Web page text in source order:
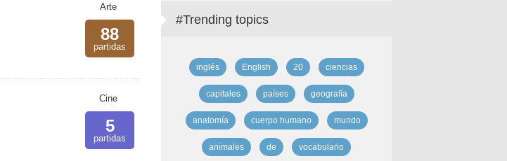
Arte
88
partidas
Cine
5
partidas
#Trending topics
inglés English 20 ciencias
capitales países geografía
anatomía cuerpo humano mundo
animales de vocabulario